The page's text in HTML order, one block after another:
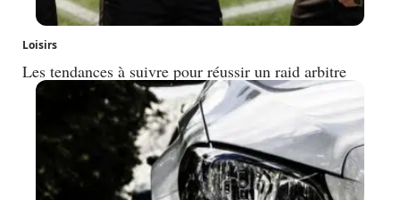
Loisirs
Les tendances à suivre pour réussir un raid arbitre